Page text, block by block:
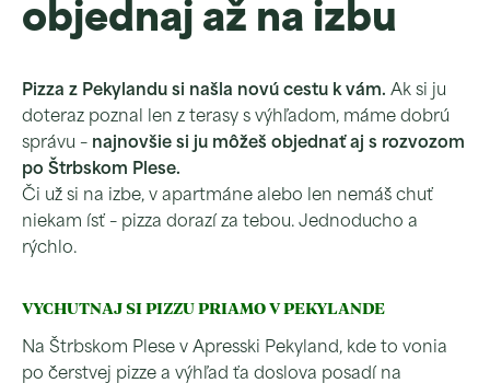
Zobraziť Zobraziť
objednaj až na izbu
Pizza z Pekylandu si našla novú cestu k vám. Ak si ju
doteraz poznal len z terasy s výhľadom, máme dobrú
správu – najnovšie si ju môžeš objednať aj s rozvozom
po Štrbskom Plese.
Či už si na izbe, v apartmáne alebo len nemáš chuť
niekam ísť – pizza dorazí za tebou. Jednoducho a
rýchlo.
VYCHUTNAJ SI PIZZU PRIAMO V PEKYLANDE
Na Štrbskom Plese v Apresski Pekyland, kde to vonia
po čerstvej pizze a výhľad ťa doslova posadí na